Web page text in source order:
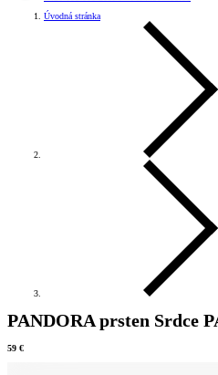
Úvodná stránka
PANDORA prsten Srdce
59 €